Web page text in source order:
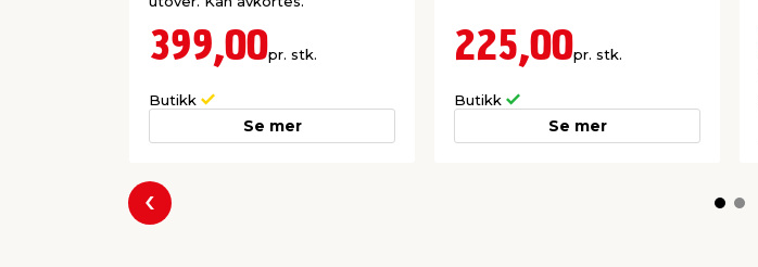
399,00pr. stk.
Butikk
Se mer
225,00pr. stk.
Butikk
Se mer
Forrige